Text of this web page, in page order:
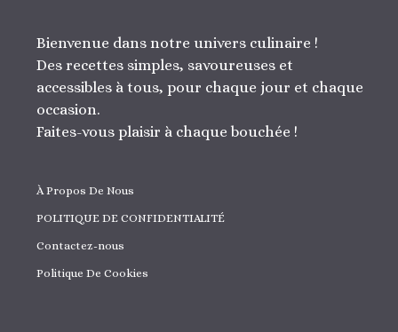
Bienvenue dans notre univers culinaire !
Des recettes simples, savoureuses et
accessibles à tous, pour chaque jour et chaque
occasion.
Faites-vous plaisir à chaque bouchée !
À Propos De Nous
POLITIQUE DE CONFIDENTIALITÉ
Contactez-nous
Politique De Cookies